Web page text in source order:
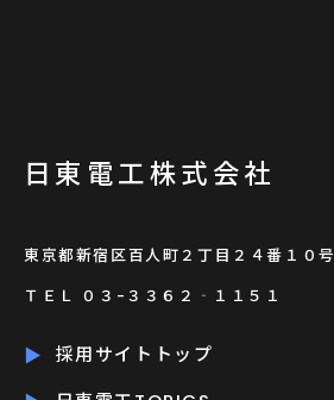
日東電工株式会社
東京都新宿区百人町２丁目２４番１０号
ＴＥＬ ０３-３３６２‐１１５１
採用サイトトップ